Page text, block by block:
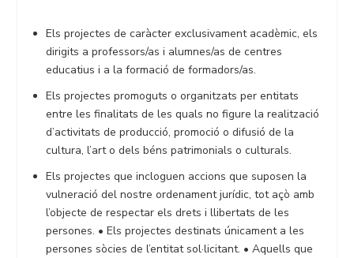
Els projectes de caràcter exclusivament acadèmic, els
dirigits a professors/as i alumnes/as de centres
educatius i a la formació de formadors/as.
Els projectes promoguts o organitzats per entitats
entre les finalitats de les quals no figure la realització
d’activitats de producció, promoció o difusió de la
cultura, l’art o dels béns patrimonials o culturals.
Els projectes que incloguen accions que suposen la
vulneració del nostre ordenament jurídic, tot açò amb
l’objecte de respectar els drets i llibertats de les
persones. • Els projectes destinats únicament a les
persones sòcies de l’entitat sol·licitant. • Aquells que